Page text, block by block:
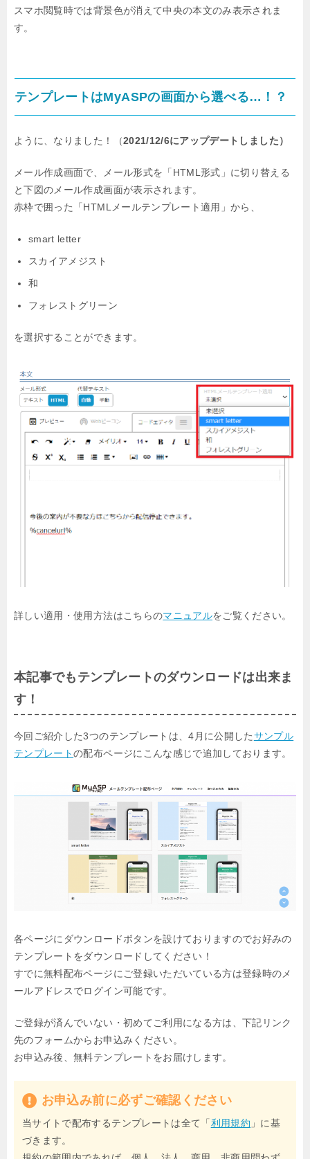
スマホ閲覧時では背景色が消えて中央の本文のみ表示されま
す。
テンプレートはMyASPの画面から選べる…！？
ように、なりました！（2021/12/6にアップデートしました）
メール作成画面で、メール形式を「HTML形式」に切り替える
と下図のメール作成画面が表示されます。
赤枠で囲った「HTMLメールテンプレート適用」から、
smart letter
スカイアメジスト
和
フォレストグリーン
を選択することができます。
詳しい適用・使用方法はこちらのマニュアルをご覧ください。
本記事でもテンプレートのダウンロードは出来ま
す！
今回ご紹介した3つのテンプレートは、4月に公開したサンプル
テンプレートの配布ページにこんな感じで追加しております。
各ページにダウンロードボタンを設けておりますのでお好みの
テンプレートをダウンロードしてください！
すでに無料配布ページにご登録いただいている方は登録時のメ
ールアドレスでログイン可能です。
ご登録が済んでいない・初めてご利用になる方は、下記リンク
先のフォームからお申込みください。
お申込み後、無料テンプレートをお届けします。
お申込み前に必ずご確認ください
当サイトで配布するテンプレートは全て「利用規約 」に基
づきます。